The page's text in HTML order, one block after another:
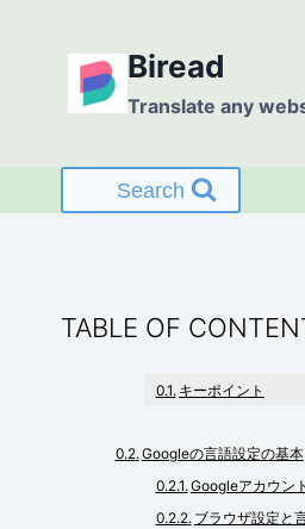
Biread
Translate any
Search
TABLE OF
キーポイント
Googleの言語設定の基本
Googleアカウン
ブラウザ設定と